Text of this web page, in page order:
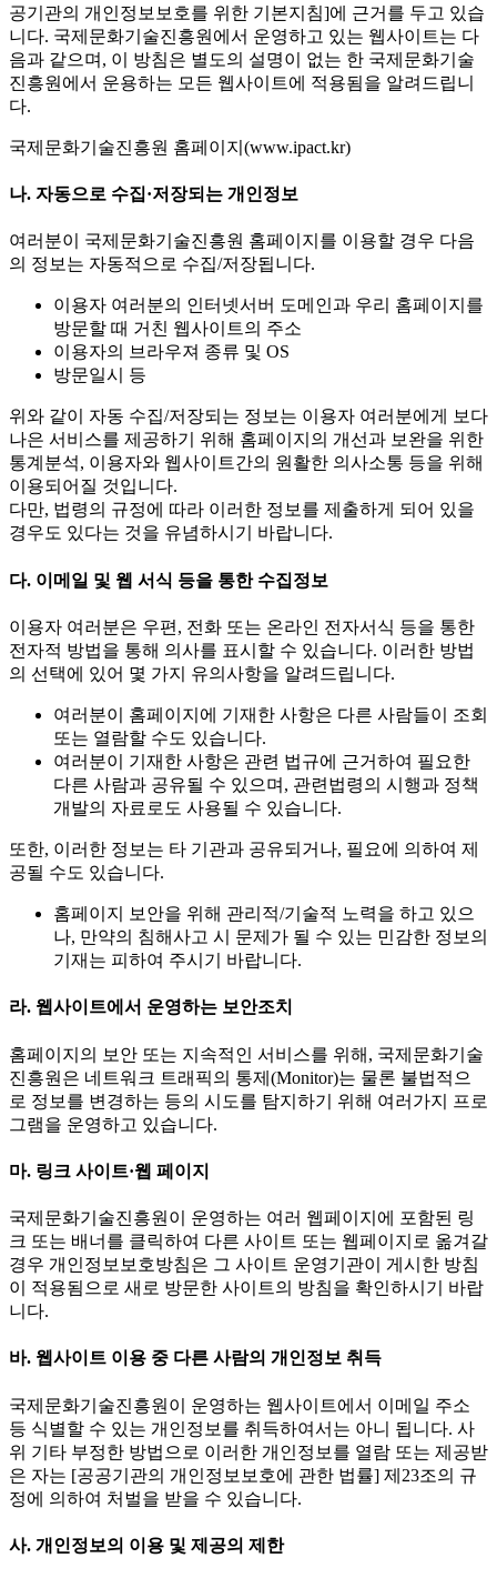
공기관의 개인정보보호를 위한 기본지침]에 근거를 두고 있습
니다. 국제문화기술진흥원에서 운영하고 있는 웹사이트는 다
음과 같으며, 이 방침은 별도의 설명이 없는 한 국제문화기술
진흥원에서 운용하는 모든 웹사이트에 적용됨을 알려드립니
다.
국제문화기술진흥원 홈페이지(www.ipact.kr)
나. 자동으로 수집·저장되는 개인정보
여러분이 국제문화기술진흥원 홈페이지를 이용할 경우 다음
의 정보는 자동적으로 수집/저장됩니다.
이용자 여러분의 인터넷서버 도메인과 우리 홈페이지를
방문할 때 거친 웹사이트의 주소
이용자의 브라우져 종류 및 OS
방문일시 등
위와 같이 자동 수집/저장되는 정보는 이용자 여러분에게 보다
나은 서비스를 제공하기 위해 홈페이지의 개선과 보완을 위한
통계분석, 이용자와 웹사이트간의 원활한 의사소통 등을 위해
이용되어질 것입니다.
다만, 법령의 규정에 따라 이러한 정보를 제출하게 되어 있을
경우도 있다는 것을 유념하시기 바랍니다.
다. 이메일 및 웹 서식 등을 통한 수집정보
이용자 여러분은 우편, 전화 또는 온라인 전자서식 등을 통한
전자적 방법을 통해 의사를 표시할 수 있습니다. 이러한 방법
의 선택에 있어 몇 가지 유의사항을 알려드립니다.
여러분이 홈페이지에 기재한 사항은 다른 사람들이 조회
또는 열람할 수도 있습니다.
여러분이 기재한 사항은 관련 법규에 근거하여 필요한
다른 사람과 공유될 수 있으며, 관련법령의 시행과 정책
개발의 자료로도 사용될 수 있습니다.
또한, 이러한 정보는 타 기관과 공유되거나, 필요에 의하여 제
공될 수도 있습니다.
홈페이지 보안을 위해 관리적/기술적 노력을 하고 있으
나, 만약의 침해사고 시 문제가 될 수 있는 민감한 정보의
기재는 피하여 주시기 바랍니다.
라. 웹사이트에서 운영하는 보안조치
홈페이지의 보안 또는 지속적인 서비스를 위해, 국제문화기술
진흥원은 네트워크 트래픽의 통제(Monitor)는 물론 불법적으
로 정보를 변경하는 등의 시도를 탐지하기 위해 여러가지 프로
그램을 운영하고 있습니다.
마. 링크 사이트·웹 페이지
국제문화기술진흥원이 운영하는 여러 웹페이지에 포함된 링
크 또는 배너를 클릭하여 다른 사이트 또는 웹페이지로 옮겨갈
경우 개인정보보호방침은 그 사이트 운영기관이 게시한 방침
이 적용됨으로 새로 방문한 사이트의 방침을 확인하시기 바랍
니다.
바. 웹사이트 이용 중 다른 사람의 개인정보 취득
국제문화기술진흥원이 운영하는 웹사이트에서 이메일 주소
등 식별할 수 있는 개인정보를 취득하여서는 아니 됩니다. 사
위 기타 부정한 방법으로 이러한 개인정보를 열람 또는 제공받
은 자는 [공공기관의 개인정보보호에 관한 법률] 제23조의 규
정에 의하여 처벌을 받을 수 있습니다.
사. 개인정보의 이용 및 제공의 제한